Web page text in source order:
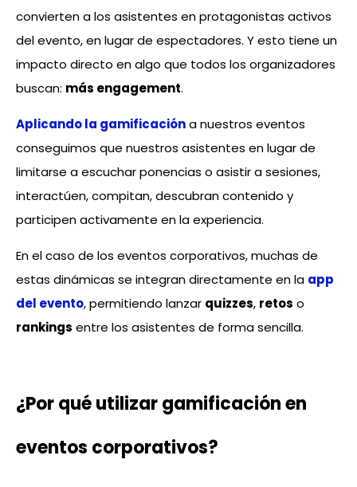
convierten a los asistentes en protagonistas activos
del evento, en lugar de espectadores. Y esto tiene un
impacto directo en algo que todos los organizadores
buscan: más engagement.
Aplicando la gamificacióna nuestros eventos
conseguimos que nuestros asistentes en lugar de
limitarse a escuchar ponencias o asistir a sesiones,
interactúen, compitan, descubran contenido y
participen activamente en la experiencia.
En el caso de los eventos corporativos, muchas de
estas dinámicas se integran directamente en la app
del evento, permitiendo lanzar quizzes, retos o
rankings entre los asistentes de forma sencilla.
¿Por qué utilizar gamificación en
eventos corporativos?